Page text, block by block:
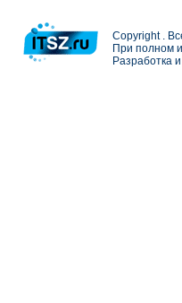
Copyright .
При полном
Разработка